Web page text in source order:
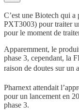
C’est une Biotech qui
PXT3003) pour traiter
pour le moment de
Apparemment, le
phase 3, cependant, la
raison de doutes sur un
Pharnext attendait
pour un lancement en
phase 3.